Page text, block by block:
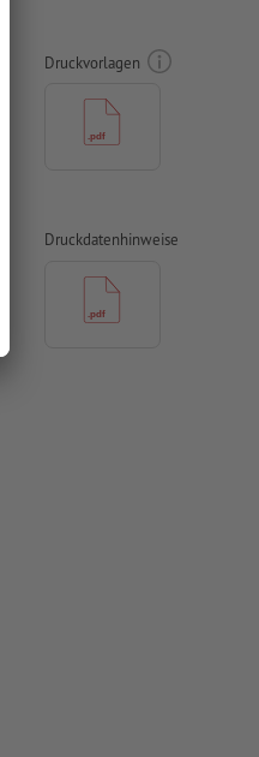
Druckvorlagen
Druckdatenhinweise